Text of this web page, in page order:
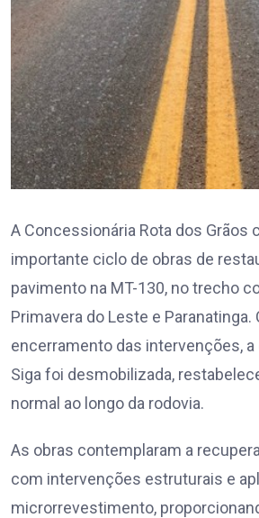
A Concessionária Rota dos Grãos
importante ciclo de obras de
pavimento na MT-130, no trecho
Primavera do Leste e Paranatinga.
encerramento das intervenções, a
Siga foi desmobilizada,
normal ao longo da rodovia.
As obras contemplaram a
com intervenções estruturais e
microrrevestimento,